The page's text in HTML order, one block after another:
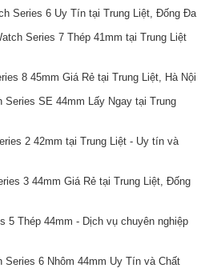
Series 6 Uy Tín tại Trung Liệt, Đống Đa
Series 7 Thép 41mm tại Trung Liệt
8 45mm Giá Rẻ tại Trung Liệt, Hà Nội
SE 44mm Lấy Ngay tại Trung
2 42mm tại Trung Liệt - Uy tín và
3 44mm Giá Rẻ tại Trung Liệt, Đống
5 Thép 44mm - Dịch vụ chuyên nghiệp
Series 6 Nhôm 44mm Uy Tín và Chất